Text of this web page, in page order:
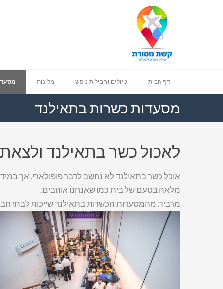
דף הבית טיולים וחבילות נופש מלונות
מסעדות כשרות בתאילנד
לאכול כשר בתאילנד
אוכל כשר בתאילנד לא נחשב לדבר פופולארי, אך
מלאה בטעם של בית כמו שאנחנו אוהבים.
מרבית מהמסעדות הכשרות בתאילנד שייכות לבתי